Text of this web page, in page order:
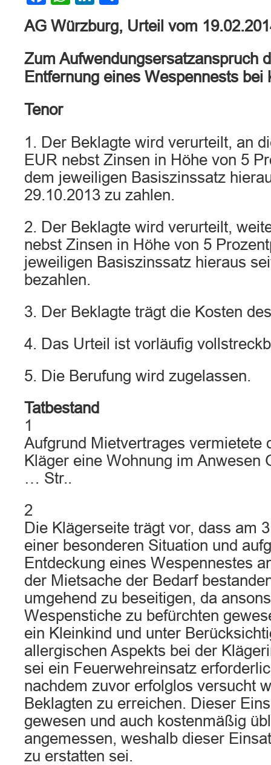
AG Würzburg, Urteil vom
Zum Aufwendungsersatzanspruch
Entfernung eines Wespennests bei
Tenor
1. Der Beklagte wird verurteilt, an
EUR nebst Zinsen in Höhe von 5
dem jeweiligen Basiszinssatz
29.10.2013 zu zahlen.
2. Der Beklagte wird verurteilt,
nebst Zinsen in Höhe von 5
jeweiligen Basiszinssatz hieraus
bezahlen.
3. Der Beklagte trägt die Kosten
4. Das Urteil ist vorläufig
5. Die Berufung wird zugelassen.
Tatbestand
1
Aufgrund Mietvertrages vermietete
Kläger eine Wohnung im Anwesen
… Str..
2
Die Klägerseite trägt vor, dass am
einer besonderen Situation und
Entdeckung eines Wespennestes
der Mietsache der Bedarf
umgehend zu beseitigen, da
Wespenstiche zu befürchten
ein Kleinkind und unter
allergischen Aspekts bei der
sei ein Feuerwehreinsatz
nachdem zuvor erfolglos versucht
Beklagten zu erreichen. Dieser
gewesen und auch kostenmäßig
angemessen, weshalb dieser
zu erstatten sei.